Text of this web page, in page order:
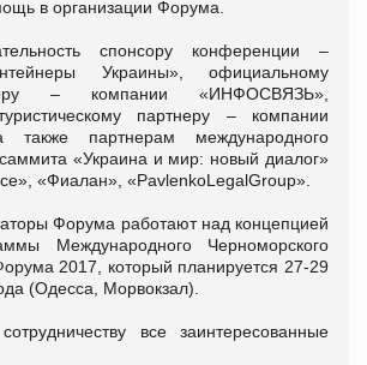
в организации Форума.
спонсору конференции –
Украины», официальному
– компании «ИНФОСВЯЗЬ»,
партнеру – компании
также партнерам международного
«Украина и мир: новый диалог»
«Фиалан», «PavlenkoLegalGroup».
Форума работают над концепцией
Международного Черноморского
2017, который планируется 27-29
(Одесса, Морвокзал).
все заинтересованные